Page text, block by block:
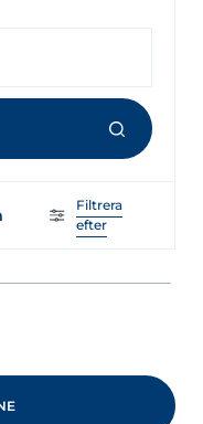
Filtrera
efter